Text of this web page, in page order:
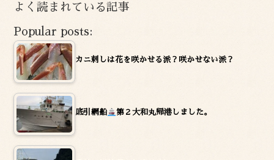
ブ
よく読まれている記事
Popular posts:
カニ刺しは花を咲かせる派？咲かせない派？
底引網船 第２大和丸帰港しました。